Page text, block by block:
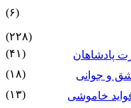
(۶)
(۲۲۸)
پادشاهان
(۴۱)
و جوانى
(۱۸)
خاموشى
(۱۳)